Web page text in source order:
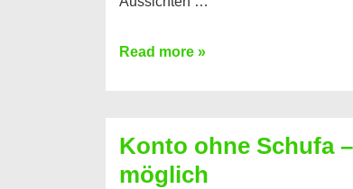
Mit
Sie
einen
Read more »
Konto ohne Schufa
möglich